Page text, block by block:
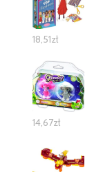
18,51zł
14,67zł